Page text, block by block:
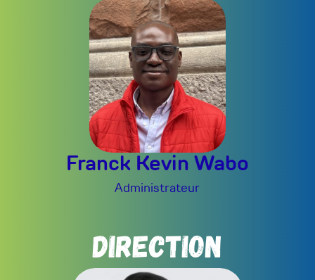
Franck Kevin Wabo
Administrateur
DIRECTION